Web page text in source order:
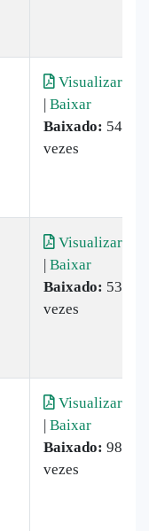
Visualizar
| Baixar
Baixado: 54
vezes
Visualizar
| Baixar
Baixado: 53
vezes
Visualizar
| Baixar
Baixado: 98
vezes